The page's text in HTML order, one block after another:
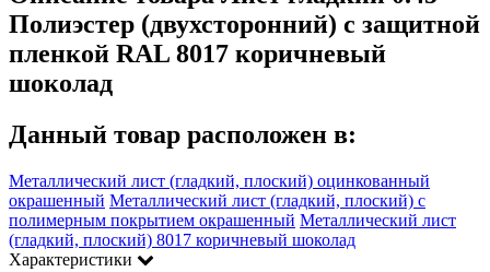
Полиэстер (двухсторонний) с защитной
пленкой RAL 8017 коричневый
шоколад
Данный товар расположен в:
Металлический лист (гладкий, плоский) оцинкованный
окрашенный Металлический лист (гладкий, плоский) с
полимерным покрытием окрашенный Металлический лист
(гладкий, плоский) 8017 коричневый шоколад
Характеристики